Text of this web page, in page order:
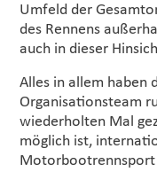
Umfeld der
des Rennens
auch in dieser
Alles in allem haben
Organisationsteam
wiederholten Mal
möglich ist,
Motorbootrennsport